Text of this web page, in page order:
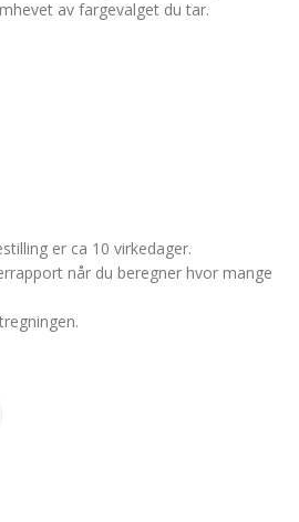
av fargevalget du tar.
er ca 10 virkedager.
når du beregner hvor mange